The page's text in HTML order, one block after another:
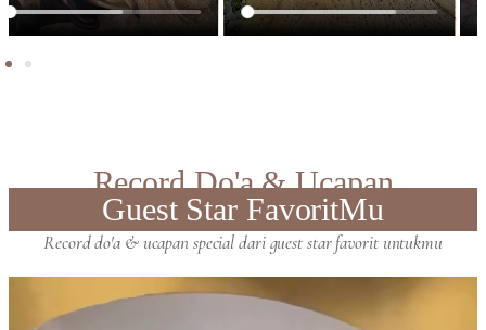
Record Do'a & Ucapan
Guest Star FavoritMu
Record do'a & ucapan special dari guest star favorit untukmu